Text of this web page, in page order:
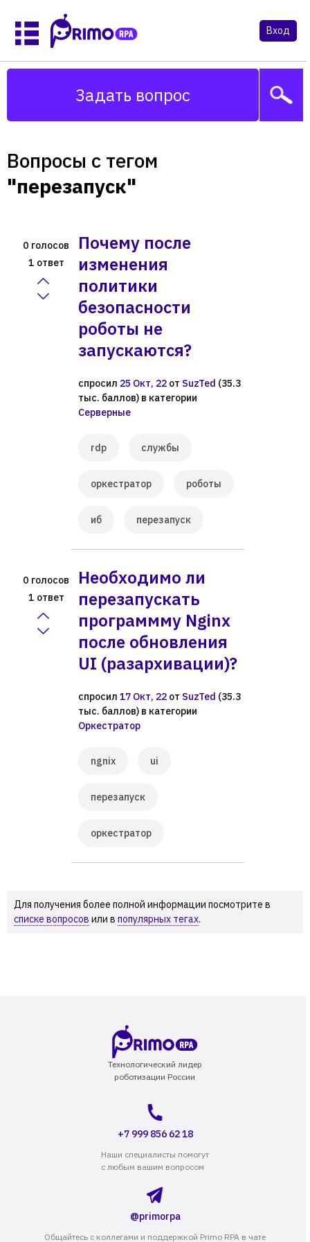
Вход
Задать вопрос
Вопросы с тегом
"перезапуск"
0 голосов
1 ответ
Почему после
изменения
политики
безопасности
роботы не
запускаются?
спросил 25 Окт, 22 от SuzTed (35.3
тыс. баллов) в категории
Серверные
rdp службы
оркестратор роботы
иб перезапуск
0 голосов
1 ответ
Необходимо ли
перезапускать
программму Nginx
после обновления
UI (разархивации)?
спросил 17 Окт, 22 от SuzTed (35.3
тыс. баллов) в категории
Оркестратор
ngnix ui
перезапуск
оркестратор
Для получения более полной информации посмотрите в
списке вопросов или в популярных тегах.
Технологический лидер
роботизации России
+7 999 856 62 18
Наши специалисты помогут
с любым вашим вопросом
@primorpa
Общайтесь с коллегами и поддержкой Primo RPA в чате